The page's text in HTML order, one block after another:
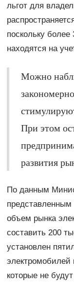
льгот для
поскольку
находятся на
Можно
При этом
развития
По данным
объем рынка
составить 200
установлен
электромобилей
которые не